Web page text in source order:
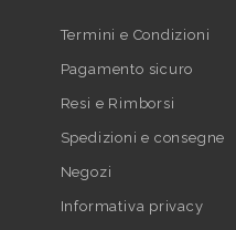
Termini e Condizioni
Pagamento sicuro
Resi e Rimborsi
Spedizioni e consegne
Negozi
Informativa privacy